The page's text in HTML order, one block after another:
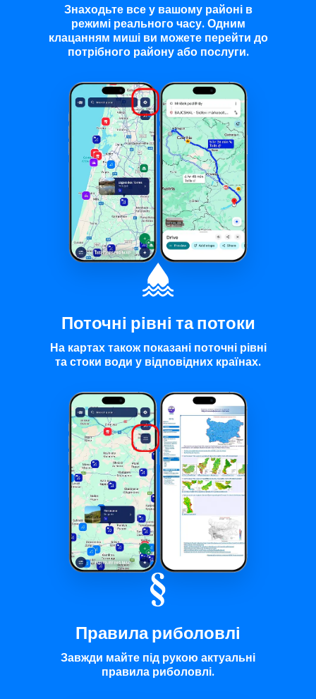
Знаходьте все у вашому районі в
режимі реального часу. Одним
клацанням миші ви можете перейти до
потрібного району або послуги.
Поточні рівні та потоки
На картах також показані поточні рівні
та стоки води у відповідних країнах.
Правила риболовлі
Завжди майте під рукою актуальні
правила риболовлі.